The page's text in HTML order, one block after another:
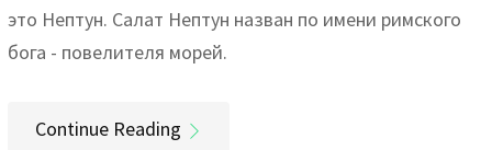
это Нептун. Салат Нептун назван по имени римского
бога - повелителя морей.
Continue Reading